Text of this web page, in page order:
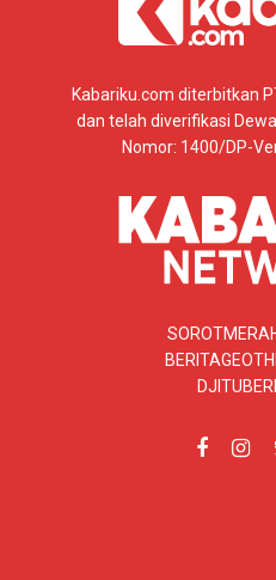
Kabariku.com diterbitkan
dan telah diverifikasi
Nomor: 1400/DP-